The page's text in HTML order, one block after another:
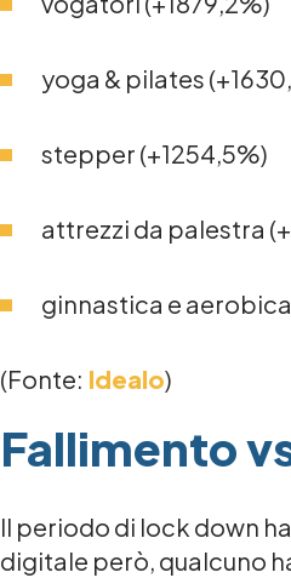
yoga & pilates
stepper (+1254,5%)
attrezzi da palestra
ginnastica e
(Fonte: Idealo)
Fallimento
Il periodo di lock down
digitale però, qualcuno